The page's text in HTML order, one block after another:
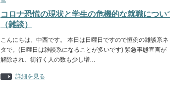
コロナ恐慌の現状と学生の危機的な就職につい
（雑談）
こんにちは、中西です。 本日は日曜日ですので恒例の雑談系ネ
タで。(日曜日は雑談系になることが多いです) 緊急事態宣言が
解除され、街行く人の数も少し増…
詳細を見る